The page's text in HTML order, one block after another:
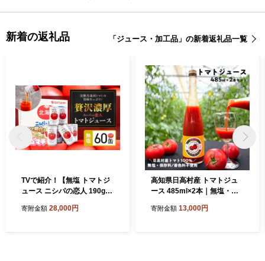
新着の返礼品 「ジュース・加工品」の新着返礼品一覧
TVで紹介！【無塩 トマトジ
ュース ニシパの恋人 190g60
気 ランキング 無糖 桃太郎ト
寄附金額 28,000円
高知県日高村産 トマトジュ
ース 485ml×2本｜無塩・無
マト100％ジュース
寄附金額 13,000円